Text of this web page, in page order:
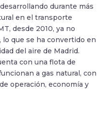
durante más
en el transporte
desde 2010, ya no
lo que se ha convertido en
del aire de Madrid.
con una flota de
a gas natural, con
operación, economía y